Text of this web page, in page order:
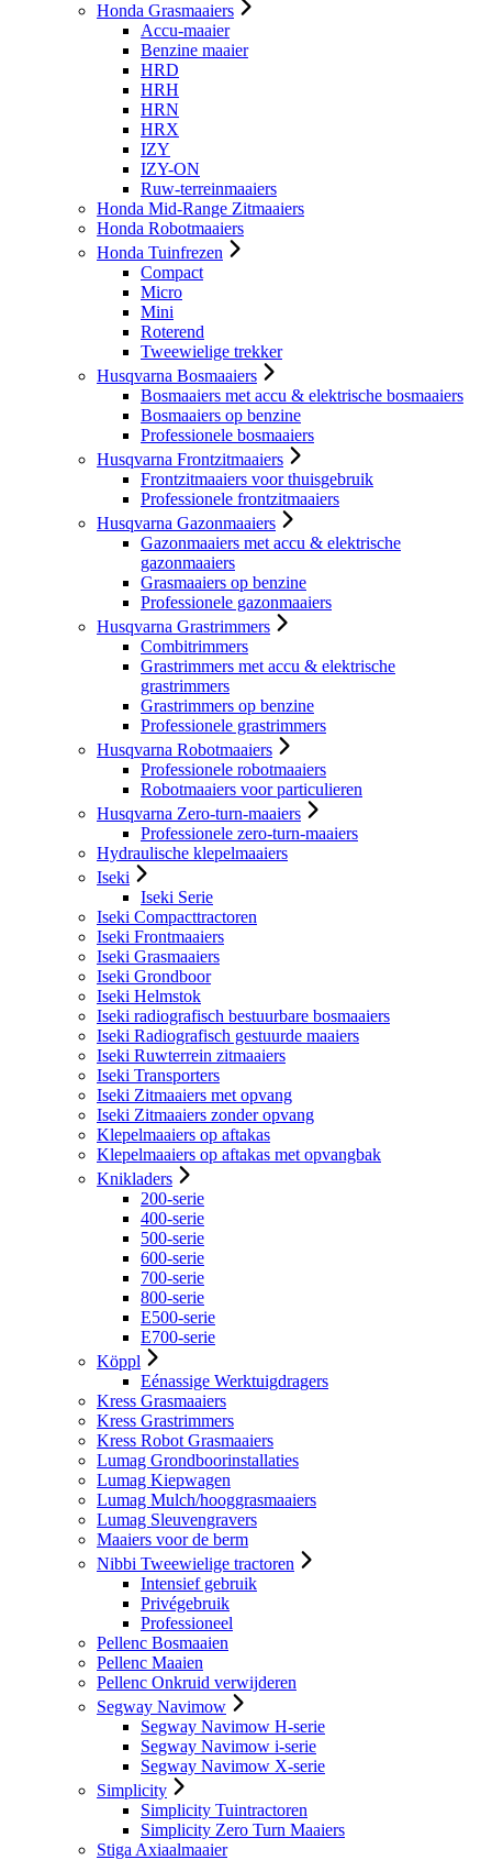
Honda Grasmaaiers
Accu-maaier
Benzine maaier
HRD
HRH
HRN
HRX
IZY
IZY-ON
Ruw-terreinmaaiers
Honda Mid-Range Zitmaaiers
Honda Robotmaaiers
Honda Tuinfrezen
Compact
Micro
Mini
Roterend
Tweewielige trekker
Husqvarna Bosmaaiers
Bosmaaiers met accu & elektrische bosmaaiers
Bosmaaiers op benzine
Professionele bosmaaiers
Husqvarna Frontzitmaaiers
Frontzitmaaiers voor thuisgebruik
Professionele frontzitmaaiers
Husqvarna Gazonmaaiers
Gazonmaaiers met accu & elektrische
gazonmaaiers
Grasmaaiers op benzine
Professionele gazonmaaiers
Husqvarna Grastrimmers
Combitrimmers
Grastrimmers met accu & elektrische
grastrimmers
Grastrimmers op benzine
Professionele grastrimmers
Husqvarna Robotmaaiers
Professionele robotmaaiers
Robotmaaiers voor particulieren
Husqvarna Zero-turn-maaiers
Professionele zero-turn-maaiers
Hydraulische klepelmaaiers
Iseki
Iseki Serie
Iseki Compacttractoren
Iseki Frontmaaiers
Iseki Grasmaaiers
Iseki Grondboor
Iseki Helmstok
Iseki radiografisch bestuurbare bosmaaiers
Iseki Radiografisch gestuurde maaiers
Iseki Ruwterrein zitmaaiers
Iseki Transporters
Iseki Zitmaaiers met opvang
Iseki Zitmaaiers zonder opvang
Klepelmaaiers op aftakas
Klepelmaaiers op aftakas met opvangbak
Knikladers
200-serie
400-serie
500-serie
600-serie
700-serie
800-serie
E500-serie
E700-serie
Köppl
Eénassige Werktuigdragers
Kress Grasmaaiers
Kress Grastrimmers
Kress Robot Grasmaaiers
Lumag Grondboorinstallaties
Lumag Kiepwagen
Lumag Mulch/hooggrasmaaiers
Lumag Sleuvengravers
Maaiers voor de berm
Nibbi Tweewielige tractoren
Intensief gebruik
Privégebruik
Professioneel
Pellenc Bosmaaien
Pellenc Maaien
Pellenc Onkruid verwijderen
Segway Navimow
Segway Navimow H-serie
Segway Navimow i-serie
Segway Navimow X-serie
Simplicity
Simplicity Tuintractoren
Simplicity Zero Turn Maaiers
Stiga Axiaalmaaier